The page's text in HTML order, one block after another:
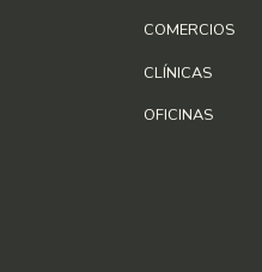
COMERCIOS
CLÍNICAS
OFICINAS